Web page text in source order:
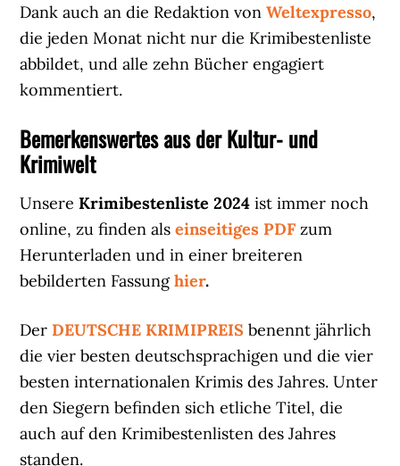
Dank auch an die Redaktion vonWeltexpresso,
die jeden Monat nicht nur die Krimibestenliste
abbildet, und alle zehn Bücher engagiert
kommentiert.
Bemerkenswertes aus der Kultur- und
Krimiwelt
UnsereKrimibestenliste 2024 ist immer noch
online, zu finden alseinseitiges PDF zum
Herunterladen und in einer breiteren
bebilderten Fassunghier.
Der DEUTSCHE KRIMIPREIS benennt jährlich
die vier besten deutschsprachigen und die vier
besten internationalen Krimis des Jahres. Unter
den Siegern befinden sich etliche Titel, die
auch auf den Krimibestenlisten des Jahres
standen.